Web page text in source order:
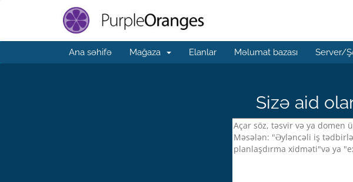
Ana səhifə Mağaza Elanlar Məlumat bazası Server/
Sizə aid